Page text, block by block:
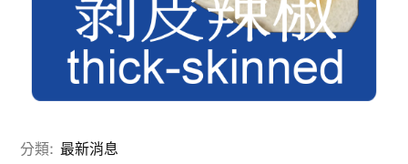
分類: 最新消息